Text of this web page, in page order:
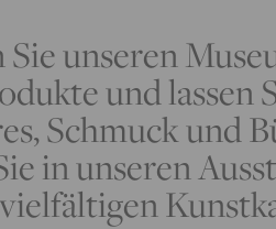
Sie unseren
und lassen
Schmuck und
in unseren